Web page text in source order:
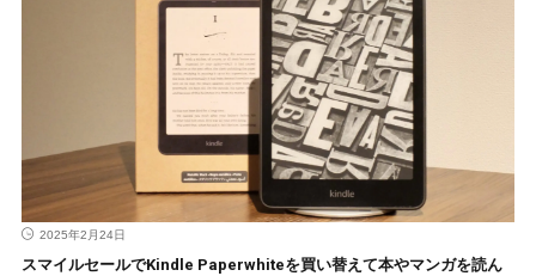
2025年2月24日
スマイルセールでKindle Paperwhiteを買い替えて本やマンガを読ん